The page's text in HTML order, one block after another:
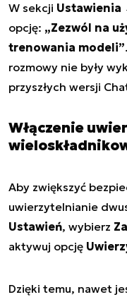
W sekcji Ustawienia
opcję: „Zezwól na
trenowania modeli”
rozmowy nie były
przyszłych wersji
Włączenie
Aby zwiększyć
uwierzytelnianie
Ustawień, wybierz
aktywuj opcję
Dzięki temu, nawet